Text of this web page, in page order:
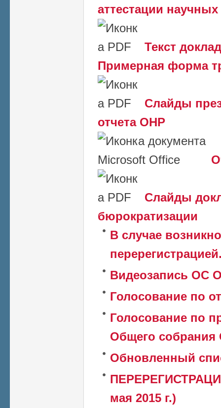
аттестации
Текст
Примерная форма
Слайды
отчета ОНР
Слайды
бюрократизации
В случае
Видеозапись ОС
Голосование по
Голосование по
Общего собрания
Обновленный
мая 2015 г.)